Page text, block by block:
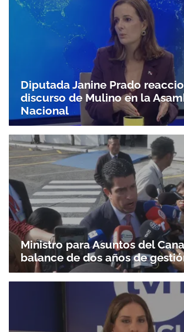
Gracias por suscribirte a
Diputada Janine Prado
discurso de Mulino en la
Nacional
Ministro para Asuntos del
balance de dos años de